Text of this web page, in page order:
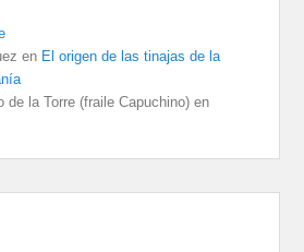
en El origen de las tinajas de la
de la Torre (fraile Capuchino) en